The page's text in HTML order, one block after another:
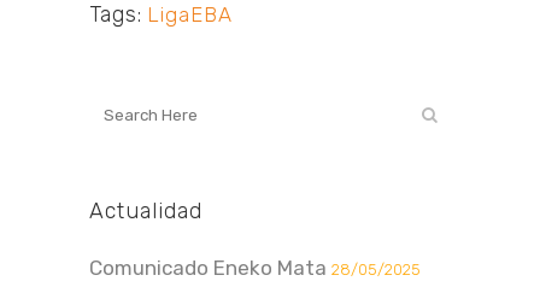
Tags: LigaEBA
Actualidad
Comunicado Eneko Mata 28/05/2025